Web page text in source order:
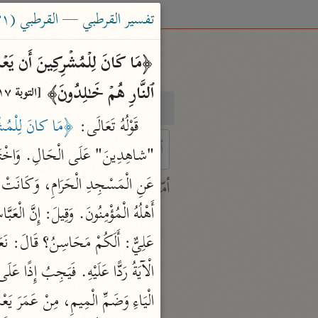
بحث تفسير
characters for results.
أمّهات
جامع البيان
ابن جرير الطبري (٣١٠ هـ)
نحو ٢٨ مجلدًا
تفسير القرآن العظيم
ابن كثير (٧٧٤ هـ)
تفسير القرطبي — القرطبي (٦٧١ هـ)
ٱلنَّارِ هُمۡ خَـٰلِدُونَ﴾ [التوبة ١٧]
قَوْلُهُ تَعَالَى: ﴿مَا كانَ